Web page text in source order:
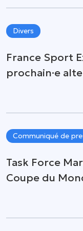
Divers
France Sport
prochain·e
Communiqué de
Task Force
Coupe du